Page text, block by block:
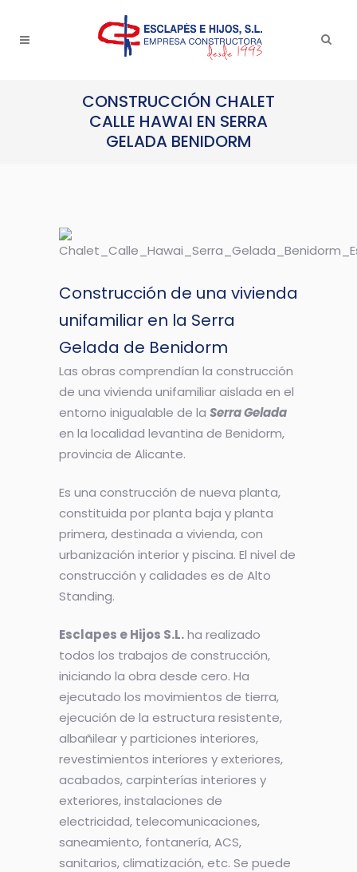
CONSTRUCCIÓN CHALET
CALLE HAWAI EN SERRA
GELADA BENIDORM
Construcción de una vivienda
unifamiliar en la Serra
Gelada de Benidorm
Las obras comprendían la construcción
de una vivienda unifamiliar aislada en el
entorno inigualable de la Serra Gelada
en la localidad levantina de Benidorm,
provincia de Alicante.
Es una construcción de nueva planta,
constituida por planta baja y planta
primera, destinada a vivienda, con
urbanización interior y piscina. El nivel de
construcción y calidades es de Alto
Standing.
Esclapes e Hijos S.L.ha realizado
todos los trabajos de construcción,
iniciando la obra desde cero. Ha
ejecutado los movimientos de tierra,
ejecución de la estructura resistente,
albañilear y particiones interiores,
revestimientos interiores y exteriores,
acabados, carpinterías interiores y
exteriores, instalaciones de
electricidad, telecomunicaciones,
saneamiento, fontanería, ACS,
sanitarios, climatización, etc. Se puede